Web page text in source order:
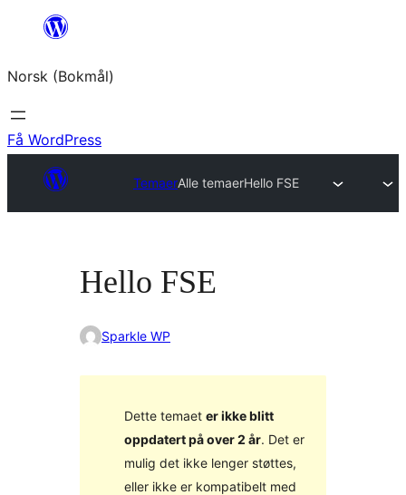
Hopp
innhold
Norsk (Bokmål)
Få WordPress
TemaerAlle temaerHello FSE
Hello FSE
Sparkle WP
Dette temaet er ikke blitt
oppdatert på over 2 år. Det er
mulig det ikke lenger støttes,
eller ikke er kompatibelt med